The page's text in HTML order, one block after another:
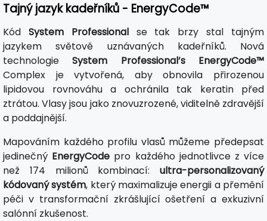
Tajný jazyk kadeřníků - EnergyCode™
Kód System Professionalse tak brzy stal tajným
jazykem světově uznávaných kadeřníků. Nová
technologieSystem Professional’s EnergyCode™
Complex je vytvořená, aby obnovila přirozenou
lipidovou rovnováhu a ochránila tak keratin před
ztrátou. Vlasy jsou jako znovuzrozené, viditelně zdravější
a poddajnější.
Mapováním každého profilu vlasů můžeme předepsat
jedinečný EnergyCode pro každého jednotlivce z více
než 174 milionů kombinací: ultra-personalizovaný
kódovaný systém, který maximalizuje energii a přemění
péči v transformační zkrášlující ošetření a exkuzivní
salónní zkušenost.